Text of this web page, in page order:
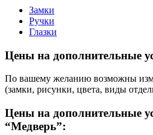
Замки
Ручки
Глазки
Цены на дополнительные
По вашему желанию возможны
(замки, рисунки, цвета, виды
Цены на дополнительные
“Медверь”: